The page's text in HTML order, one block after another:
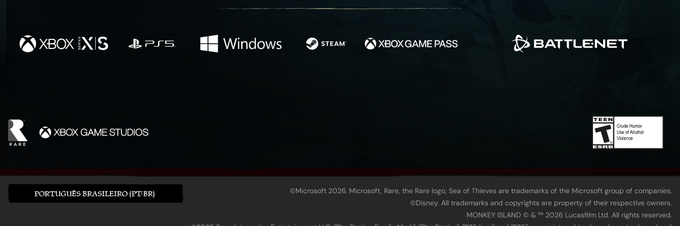
PORTUGUÊS BRASILEIRO (PT-BR)
©Microsoft 2026. Microsoft, Rare, the Rare logo, Sea of Thieves are trademarks of the Microsoft group of companies.
©Disney. All trademarks and copyrights are property of their respective owners.
MONKEY ISLAND © & ™ 20‍26 Lucasfilm Ltd. All rights reserved.